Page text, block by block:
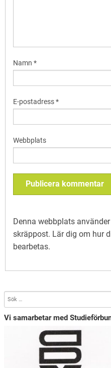
Namn *
E-postadress*
Webbplats
Denna webbplats
skräppost. Lär dig om hur
bearbetas.
Vi samarbetar med